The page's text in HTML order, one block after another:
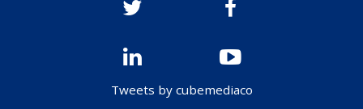
Tweets by cubemediaco